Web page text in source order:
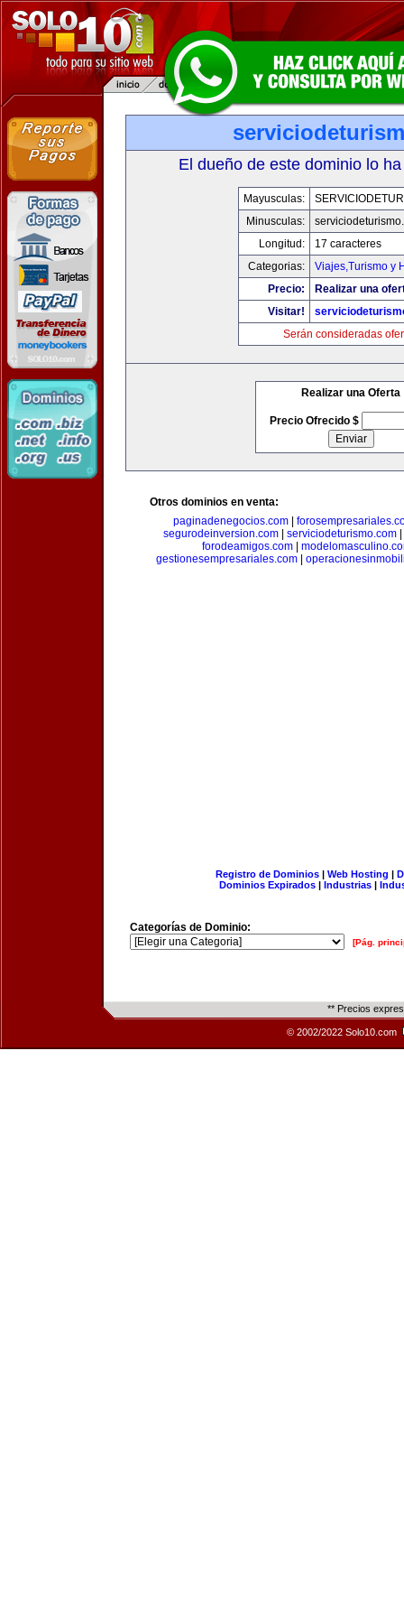
El dueño de este dominio lo
Mayusculas:
Minusculas:
Longitud:
17 caracteres
Categorias:
Viajes,Turismo y
Precio:
Realizar una
Visitar!
Serán consideradas
Realizar una Oferta
Precio Ofrecido $
Otros dominios en venta:
paginadenegocios.com
segurodeinversion.com| serviciodeturismo.com|
forodeamigos.com
gestionesempresariales.com
Registro de Dominios| Web Hosting |
Dominios Expirados | Industrias |
Categorías de Dominio:
[Pág.
** Precios
© 2002/2022 Solo10.com